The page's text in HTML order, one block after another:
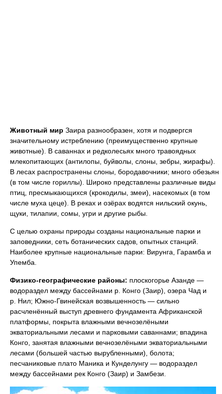
Животный мир Заира разнообразен, хотя и подвергся
значительному истреблению (преимущественно крупные
животные). В саваннах и редколесьях много травоядных
млекопитающих (антилопы, буйволы, слоны, зебры, жирафы).
В лесах распространены слоны, бородавочники; много обезьян
(в том числе гориллы). Широко представлены различные виды
птиц, пресмыкающихся (крокодилы, змеи), насекомых (в том
числе муха цеце). В реках и озёрах водятся нильский окунь,
щуки, тилапии, сомы, угри и другие рыбы.
С целью охраны природы созданы национальные парки и
заповедники, сеть ботанических садов, опытных станций.
Наиболее крупные национальные парки: Вирунга, Гарамба и
Упемба.
Физико-географические районы: плоскогорье Азанде —
водораздел между бассейнами р. Конго (Заир), озера Чад и
р. Нил; Южно-Гвинейская возвышенность — сильно
расчленённый выступ древнего фундамента Африканской
платформы, покрыта влажными вечнозелёными
экваториальными лесами и парковыми саваннами; впадина
Конго, занятая влажными вечнозелёными экваториальными
лесами (большей частью вырубленными), болота;
песчаниковые плато Маника и Кунделунгу — водораздел
между бассейнами рек Конго (Заир) и Замбези.